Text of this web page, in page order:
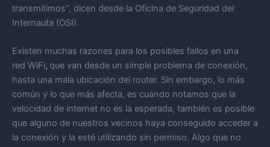
transmitimos”, dicen desde la Oficina de Seguridad del
Internauta (OSI).
Existen muchas razones para los posibles fallos en una
red WiFi, que van desde un simple problema de conexión,
hasta una mala ubicación del router. Sin embargo, lo más
común y lo que más afecta, es cuando notamos que la
velocidad de internet no es la esperada, también es posible
que alguno de nuestros vecinos haya conseguido acceder a
la conexión y la esté utilizando sin permiso. Algo que no